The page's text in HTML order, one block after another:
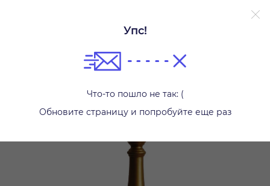
Упс!
Что-то пошло не так: (
Обновите страницу и попробуйте еще раз